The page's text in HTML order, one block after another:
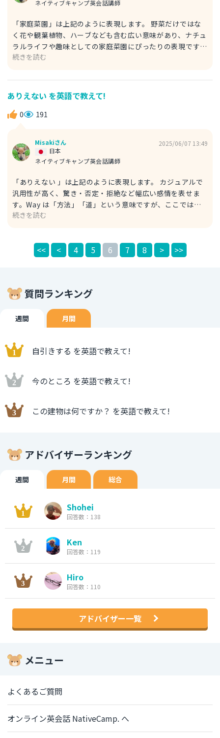
ネイティブキャンプ英会話講師
「家庭菜園」は上記のように表現します。 野菜だけではな
く花や観葉植物、ハーブなども含む広い意味があり、ナチュ
ラルライフや趣味としての家庭菜園にぴったりの表現です。
例文 A : What a nice home gardening! Do you grow
ててるの？ B : Yeah, it started small, but now it’s my
favorite hobby. うん、最初は小さく始めたけど、今ではと
ても楽しんでるよ。 grow : 育てる（動詞） favorite : お気
に入り（形容詞） hobby : 趣味（名詞）
続きを読む
ありえない を英語で教えて!
0 191
Misakiさん
ネイティブキャンプ英会話講師
日本
2025/06/07 13:49
「ありえない 」は上記のように表現します。 カジュアルで
汎用性が高く、驚き・否定・拒絶など幅広い感情を表せま
す。Way は「方法」「道」という意味ですが、ここでは
「そんな可能性」「手段」というニュアンスです。 例文 A :
に、何事もなかったみたいに歩いて行ったよ。 B : No way.
続きを読む
<< < 4 5 6 7 8 > >>
質問ランキング
週間 月間
自引きする を英語で教えて!
今のところ を英語で教えて!
この建物は何ですか？ を英語で教えて!
アドバイザーランキング
週間 月間 総合
Shohei
回答数：138
Ken
回答数：119
Hiro
回答数：110
アドバイザー一覧
メニュー
よくあるご質問
オンライン英会話 NativeCamp. へ